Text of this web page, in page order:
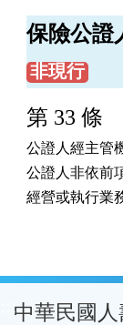
保險公證
非現行
第 33 條
公證人經主管
公證人非依前
經營或執行業
:::中華民國